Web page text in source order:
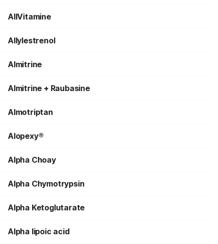
AllVitamine
Allylestrenol
Almitrine
Almitrine + Raubasine
Almotriptan
Alopexy®
Alpha Choay
Alpha Chymotrypsin
Alpha Ketoglutarate
Alpha lipoic acid